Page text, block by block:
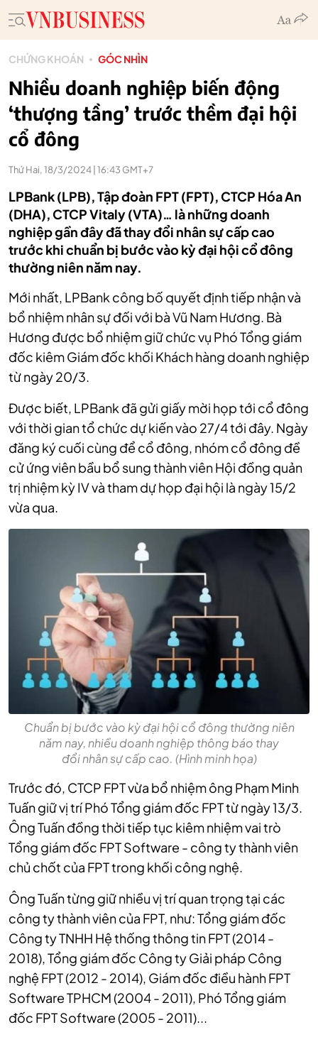
CHỨNG KHOÁN GÓC NHÌN
Nhiều doanh nghiệp biến động
‘thượng tầng’ trước thềm đại hội
cổ đông
Thứ Hai, 18/3/2024 | 16:43 GMT+7
LPBank (LPB), Tập đoàn FPT (FPT), CTCP Hóa An
(DHA), CTCP Vitaly (VTA)… là những doanh
nghiệp gần đây đã thay đổi nhân sự cấp cao
trước khi chuẩn bị bước vào kỳ đại hội cổ đông
thường niên năm nay.
Mới nhất, LPBank công bố quyết định tiếp nhận và
bổ nhiệm nhân sự đối với bà Vũ Nam Hương. Bà
Hương được bổ nhiệm giữ chức vụ Phó Tổng giám
đốc kiêm Giám đốc khối Khách hàng doanh nghiệp
từ ngày 20/3.
Được biết, LPBank đã gửi giấy mời họp tới cổ đông
với thời gian tổ chức dự kiến vào 27/4 tới đây. Ngày
đăng ký cuối cùng để cổ đông, nhóm cổ đông đề
cử ứng viên bầu bổ sung thành viên Hội đồng quản
trị nhiệm kỳ IV và tham dự họp đại hội là ngày 15/2
vừa qua.
Chuẩn bị bước vào kỳ đại hội cổ đông thường niên
năm nay, nhiều doanh nghiệp thông báo thay
đổi nhân sự cấp cao. (Hình minh họa)
Trước đó, CTCP FPT vừa bổ nhiệm ông Phạm Minh
Tuấn giữ vị trí Phó Tổng giám đốc FPT từ ngày 13/3.
Ông Tuấn đồng thời tiếp tục kiêm nhiệm vai trò
Tổng giám đốc FPT Software - công ty thành viên
chủ chốt của FPT trong khối công nghệ.
Ông Tuấn từng giữ nhiều vị trí quan trọng tại các
công ty thành viên của FPT, như: Tổng giám đốc
Công ty TNHH Hệ thống thông tin FPT (2014 -
2018), Tổng giám đốc Công ty Giải pháp Công
nghệ FPT (2012 - 2014), Giám đốc điều hành FPT
Software TPHCM (2004 - 2011), Phó Tổng giám
đốc FPT Software (2005 - 2011)...